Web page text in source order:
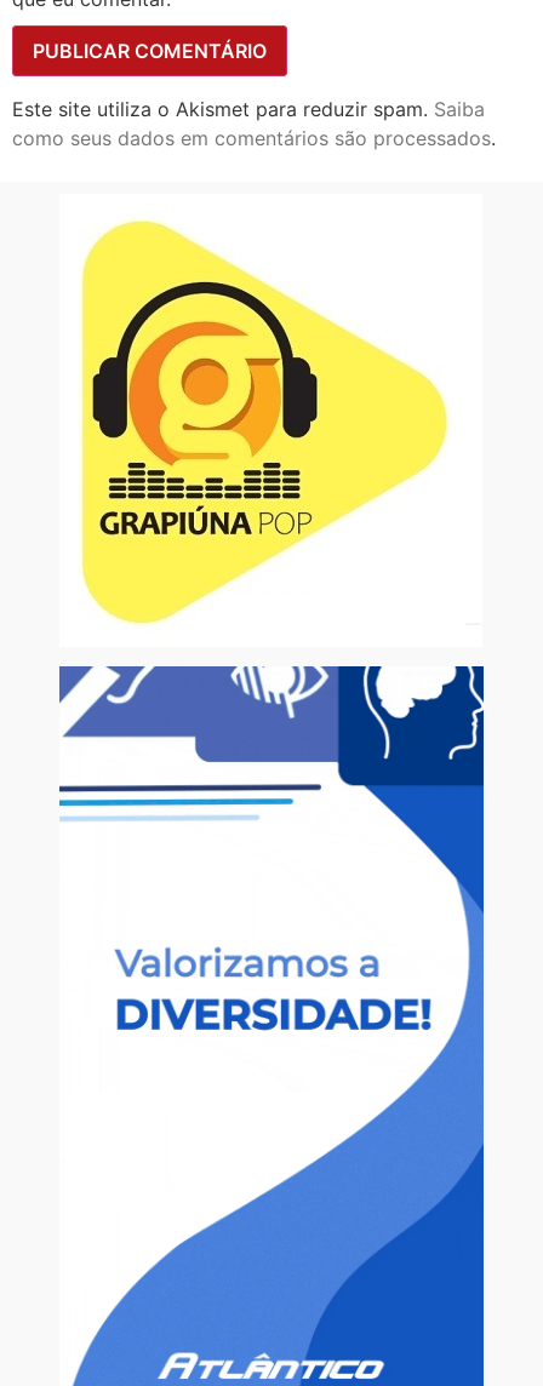
Este site utiliza o Akismet para reduzir spam. Saiba
como seus dados em comentários são processados.